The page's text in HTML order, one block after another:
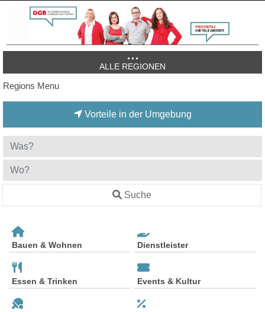
ALLE REGIONEN
Regions Menu
Vorteile in der Umgebung
Suche
Bauen & Wohnen Dienstleister
Essen & Trinken Events & Kultur